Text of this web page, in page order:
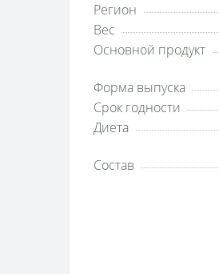
Регион
Вес
Основной продукт
Форма выпуска
Срок годности
Диета
Состав